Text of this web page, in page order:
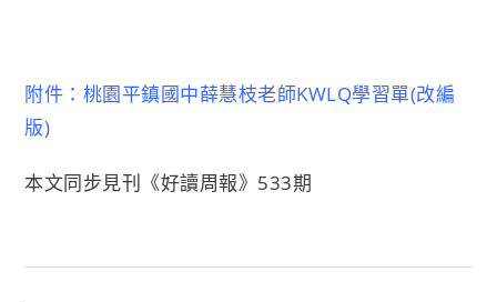
附件：桃園平鎮國中薛慧枝老師KWLQ學習單(改編
版)
本文同步見刊《好讀周報》533期